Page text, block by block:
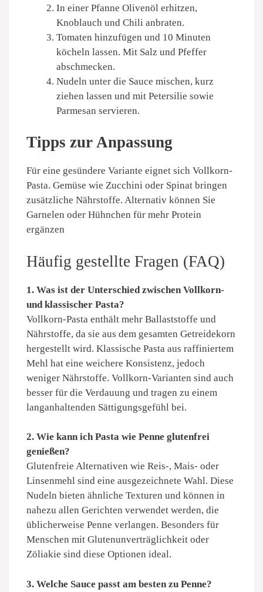
In einer Pfanne Olivenöl erhitzen,
Knoblauch und Chili anbraten.
Tomaten hinzufügen und 10 Minuten
köcheln lassen. Mit Salz und Pfeffer
abschmecken.
Nudeln unter die Sauce mischen, kurz
ziehen lassen und mit Petersilie sowie
Parmesan servieren.
Tipps zur Anpassung
Für eine gesündere Variante eignet sich Vollkorn-
Pasta. Gemüse wie Zucchini oder Spinat bringen
zusätzliche Nährstoffe. Alternativ können Sie
Garnelen oder Hühnchen für mehr Protein
ergänzen
Häufig gestellte Fragen (FAQ)
1. Was ist der Unterschied zwischen Vollkorn-
und klassischer Pasta?
Vollkorn-Pasta enthält mehr Ballaststoffe und
Nährstoffe, da sie aus dem gesamten Getreidekorn
hergestellt wird. Klassische Pasta aus raffiniertem
Mehl hat eine weichere Konsistenz, jedoch
weniger Nährstoffe. Vollkorn-Varianten sind auch
besser für die Verdauung und tragen zu einem
langanhaltenden Sättigungsgefühl bei.
2. Wie kann ich Pasta wie Penne glutenfrei
genießen?
Glutenfreie Alternativen wie Reis-, Mais- oder
Linsenmehl sind eine ausgezeichnete Wahl. Diese
Nudeln bieten ähnliche Texturen und können in
nahezu allen Gerichten verwendet werden, die
üblicherweise Penne verlangen. Besonders für
Menschen mit Glutenunverträglichkeit oder
Zöliakie sind diese Optionen ideal.
3. Welche Sauce passt am besten zu Penne?